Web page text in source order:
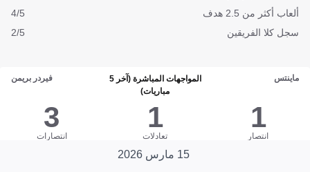
ألعاب أكثر من 2.5 هدف
4/5
سجل كلا الفريقين
2/5
ماينتس
المواجهات المباشرة (آخر 5
مباريات)
فيردر بريمن
1
انتصار
1
تعادلات
3
انتصارات
15 مارس 2026